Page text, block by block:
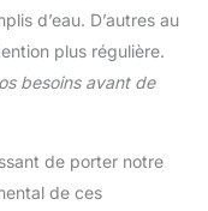
d’eau. D’autres au
plus régulière.
besoins avant de
de porter notre
de ces